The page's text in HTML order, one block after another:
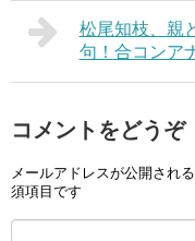
松尾知枝、親
句！合コンア
コメントをどうぞ
メールアドレスが公開され
須項目です